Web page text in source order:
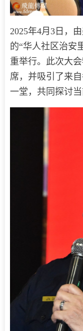
2025年4月3日，
的“华人社区治安
重举行。此次大
席，并吸引了来
一堂，共同探讨